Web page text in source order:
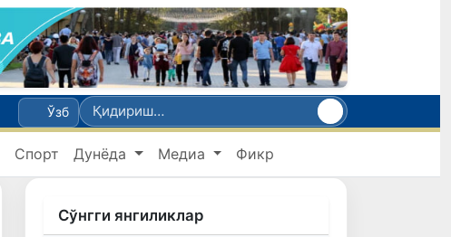
Ўзб
Спорт Дунёда Медиа Фикр
Сўнгги янгиликлар